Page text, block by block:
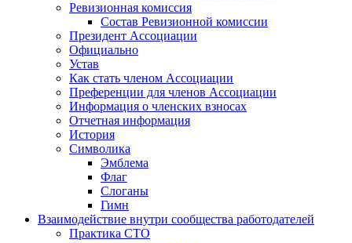
Ревизионная комиссия
Состав Ревизионной комиссии
Президент Ассоциации
Официально
Устав
Как стать членом Ассоциации
Преференции для членов Ассоциации
Информация о членских взносах
Отчетная информация
История
Символика
Эмблема
Флаг
Слоганы
Гимн
Взаимодействие внутри сообщества работодателей
Практика СТО